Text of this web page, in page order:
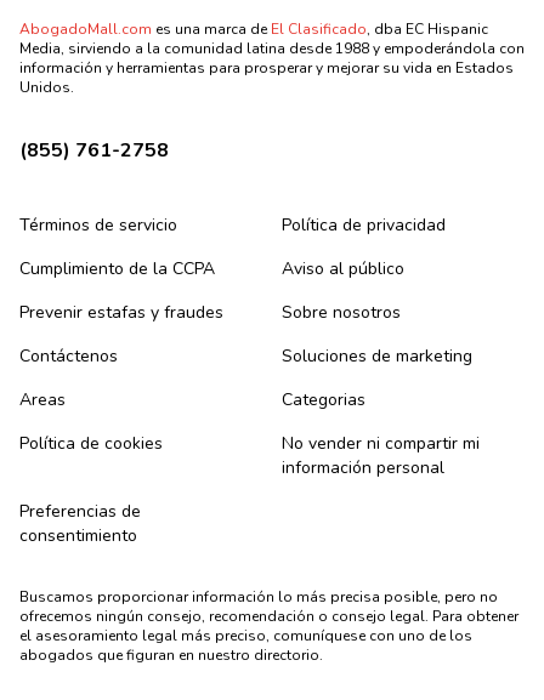
AbogadoMall.com es una marca deEl Clasificado, dba EC Hispanic
Media, sirviendo a la comunidad latina desde 1988 y empoderándola con
información y herramientas para prosperar y mejorar su vida en Estados
Unidos.
(855) 761-2758
Términos de servicio
Política de privacidad
Cumplimiento de la CCPA
Aviso al público
Prevenir estafas y fraudes
Sobre nosotros
Contáctenos
Soluciones de marketing
Areas
Categorias
Política de cookies
No vender ni compartir mi
información personal
Preferencias de
consentimiento
Buscamos proporcionar información lo más precisa posible, pero no
ofrecemos ningún consejo, recomendación o consejo legal. Para obtener
el asesoramiento legal más preciso, comuníquese con uno de los
abogados que figuran en nuestro directorio.